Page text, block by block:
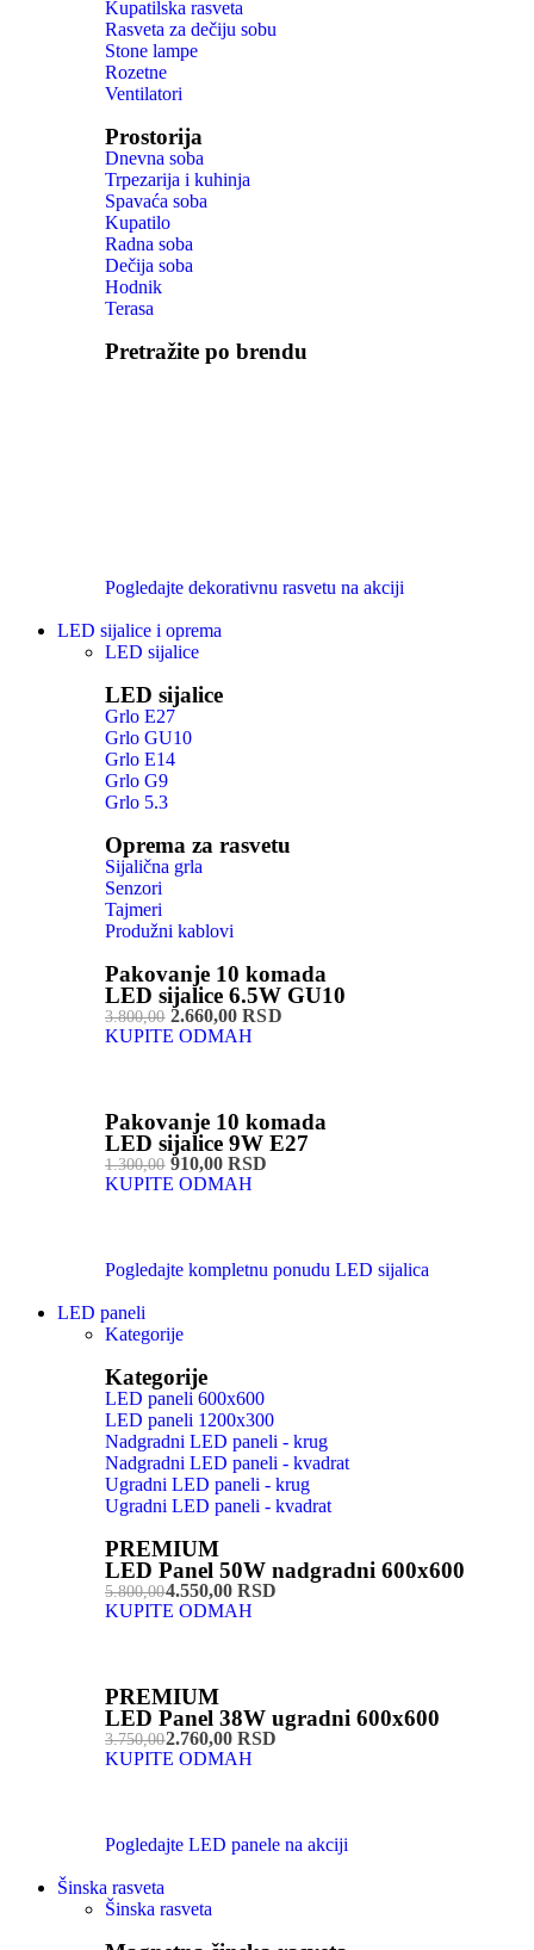
Kupatilska rasveta
Rasveta za dečiju sobu
Stone lampe
Rozetne
Ventilatori
Prostorija
Dnevna soba
Trpezarija i kuhinja
Spavaća soba
Kupatilo
Radna soba
Dečija soba
Hodnik
Terasa
Pretražite po brendu
Pogledajte dekorativnu rasvetu na akciji
LED sijalice i oprema
LED sijalice
LED sijalice
Grlo E27
Grlo GU10
Grlo E14
Grlo G9
Grlo 5.3
Oprema za rasvetu
Sijalična grla
Senzori
Tajmeri
Produžni kablovi
Pakovanje 10 komada
LED sijalice 6.5W GU10
3.800,002.660,00 RSD
KUPITE ODMAH
Pakovanje 10 komada
LED sijalice 9W E27
1.300,00910,00 RSD
KUPITE ODMAH
Pogledajte kompletnu ponudu LED sijalica
LED paneli
Kategorije
Kategorije
LED paneli 600x600
LED paneli 1200x300
Nadgradni LED paneli - krug
Nadgradni LED paneli - kvadrat
Ugradni LED paneli - krug
Ugradni LED paneli - kvadrat
PREMIUM
LED Panel 50W nadgradni 600x600
5.800,004.550,00 RSD
KUPITE ODMAH
PREMIUM
LED Panel 38W ugradni 600x600
3.750,002.760,00 RSD
KUPITE ODMAH
Pogledajte LED panele na akciji
Šinska rasveta
Šinska rasveta